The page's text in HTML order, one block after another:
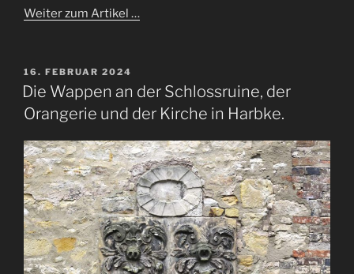
Weiter zum Artikel …
VERÖFFENTLICHT
AM
16. FEBRUAR 2024
Die Wappen an der Schlossruine, der
Orangerie und der Kirche in Harbke.